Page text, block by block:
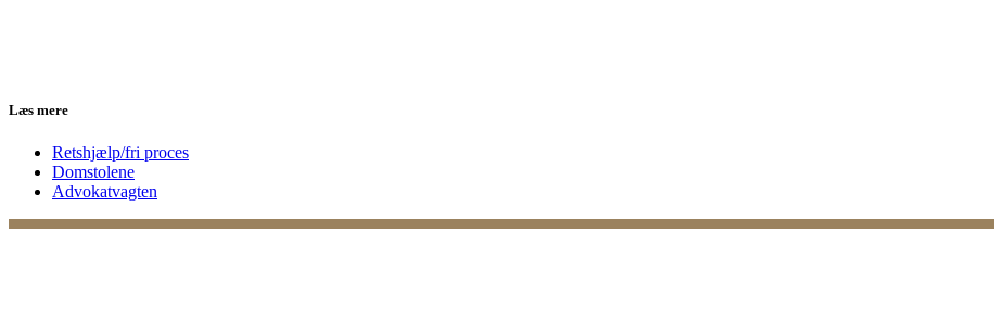
Læs mere
Retshjælp/fri proces
Domstolene
Advokatvagten